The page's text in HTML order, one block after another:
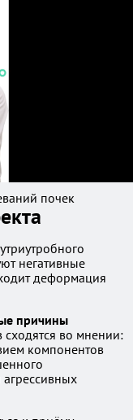
почек
негативные
деформация
причины
сходятся во мнении:
компонентов